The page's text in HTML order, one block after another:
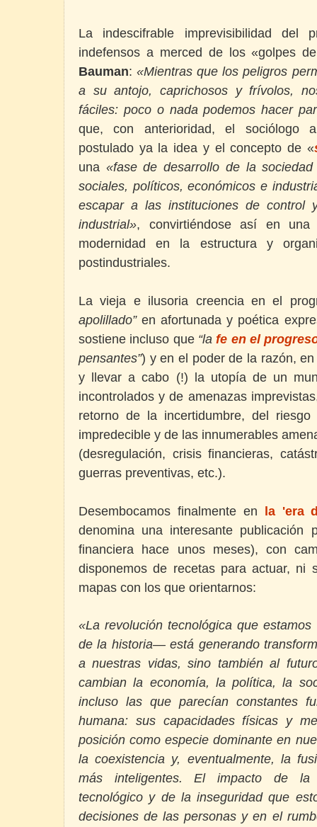
La indescifrable imprevisibilidad del
indefensos a merced de los «golpes
Bauman:«Mientras que los peligros
a su antojo, caprichosos y frívolos,
fáciles: poco o nada podemos hacer
que, con anterioridad, el sociólogo
postulado ya la idea y el concepto de «
una «fase de desarrollo de la
sociales, políticos, económicos e
escapar a las instituciones de control
industrial», convirtiéndose así en
modernidad en la estructura y
postindustriales.
La vieja e ilusoria creencia en el
apolillado”en afortunada y poética
sostiene incluso que “lafe en el
pensantes”) y en el poder de la razón,
y llevar a cabo (!) la utopía de un
incontrolados y de amenazas
retorno de la incertidumbre, del
impredecible y de las innumerables
(desregulación, crisis financieras,
guerras preventivas, etc.).
Desembocamos finalmente en la 'era
denomina una interesante publicación
financiera hace unos meses), con
disponemos de recetas para actuar, ni
mapas con los que orientarnos:
«La revolución tecnológica que
de la historia— está generando
a nuestras vidas, sino también al
cambian la economía, la política, la
incluso las que parecían constantes
humana: sus capacidades físicas y
posición como especie dominante en
la coexistencia y, eventualmente, la
más inteligentes. El impacto de la
tecnológico y de la inseguridad que
decisiones de las personas y en el